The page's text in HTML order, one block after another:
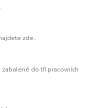
zde..
do tří pracovních